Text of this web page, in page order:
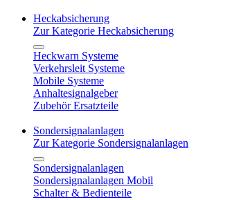
Heckabsicherung
Zur Kategorie Heckabsicherung
Heckwarn Systeme
Verkehrsleit Systeme
Mobile Systeme
Anhaltesignalgeber
Zubehör Ersatzteile
Sondersignalanlagen
Zur Kategorie Sondersignalanlagen
Sondersignalanlagen
Sondersignalanlagen Mobil
Schalter & Bedienteile